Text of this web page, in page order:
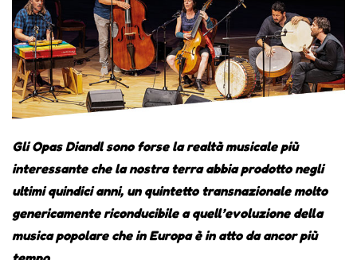
Gli Opas Diandl sono forse la realtà musicale più
interessante che la nostra terra abbia prodotto negli
ultimi quindici anni, un quintetto transnazionale molto
genericamente riconducibile a quell’evoluzione della
musica popolare che in Europa è in atto da ancor più